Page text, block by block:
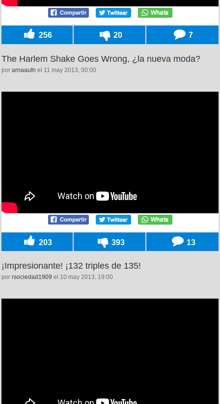
256 20 7
The Harlem Shake Goes Wrong, ¿la nueva moda?
por arnaaufn el 11 may 2013, 00:00
203 393 13
¡Impresionante! ¡132 triples de 135!
por rsociedad1909 el 10 may 2013, 19:00